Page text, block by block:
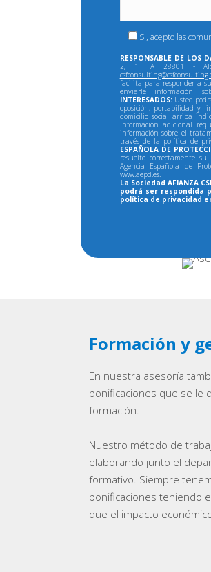
Si, acepto las
RESPONSABLE DE LOS
2, 1º A 28801 -
facilita para responder a
enviarle información
INTERESADOS:Usted
oposición, portabilidad y
domicilio social arriba
información adicional
información sobre el
través de la política de
ESPAÑOLA DE
resuelto correctamente
Agencia Española de
www.aepd.es.
La Sociedad AFIANZA
podrá ser respondida
política de privacidad
Formación y
En nuestra asesoría
bonificaciones que se le
formación.
Nuestro método de
elaborando junto el
formativo. Siempre
bonificaciones teniendo
que el impacto